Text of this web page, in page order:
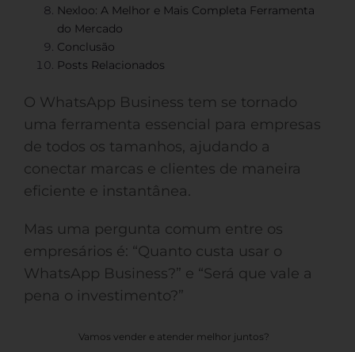
Nexloo: A Melhor e Mais Completa Ferramenta
do Mercado
Conclusão
Posts Relacionados
O WhatsApp Business tem se tornado
uma ferramenta essencial para empresas
de todos os tamanhos, ajudando a
conectar marcas e clientes de maneira
eficiente e instantânea.
Mas uma pergunta comum entre os
empresários é: “Quanto custa usar o
WhatsApp Business?” e “Será que vale a
pena o investimento?”
Vamos vender e atender melhor juntos?